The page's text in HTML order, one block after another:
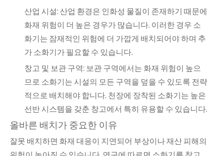
산업 시설: 산업 환경은 인화성 물질이 존재하기 때문에
화재 위험이 더 높은 경우가 많습니다. 이러한 경우 소
화기는 잠재적인 위험에 더 가깝게 배치되어야 하며 추
가 소화기가 필요할 수 있습니다.
창고 및 보관 구역: 보관 구역에서는 화재 위험이 높으
므로 소화기는 시설의 모든 구역을 덮을 수 있도록 전략
적으로 배치해야 합니다. 천장에 장착된 소화기는 높은
선반 시스템을 갖춘 창고에서 특히 유용할 수 있습니다.
올바른 배치가 중요한 이유
잘못 배치하면 화재 대응이 지연되어 부상이나 재산 피해의